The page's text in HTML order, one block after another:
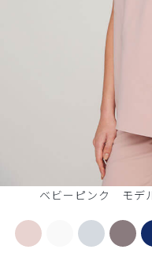
ベビーピンク モデ